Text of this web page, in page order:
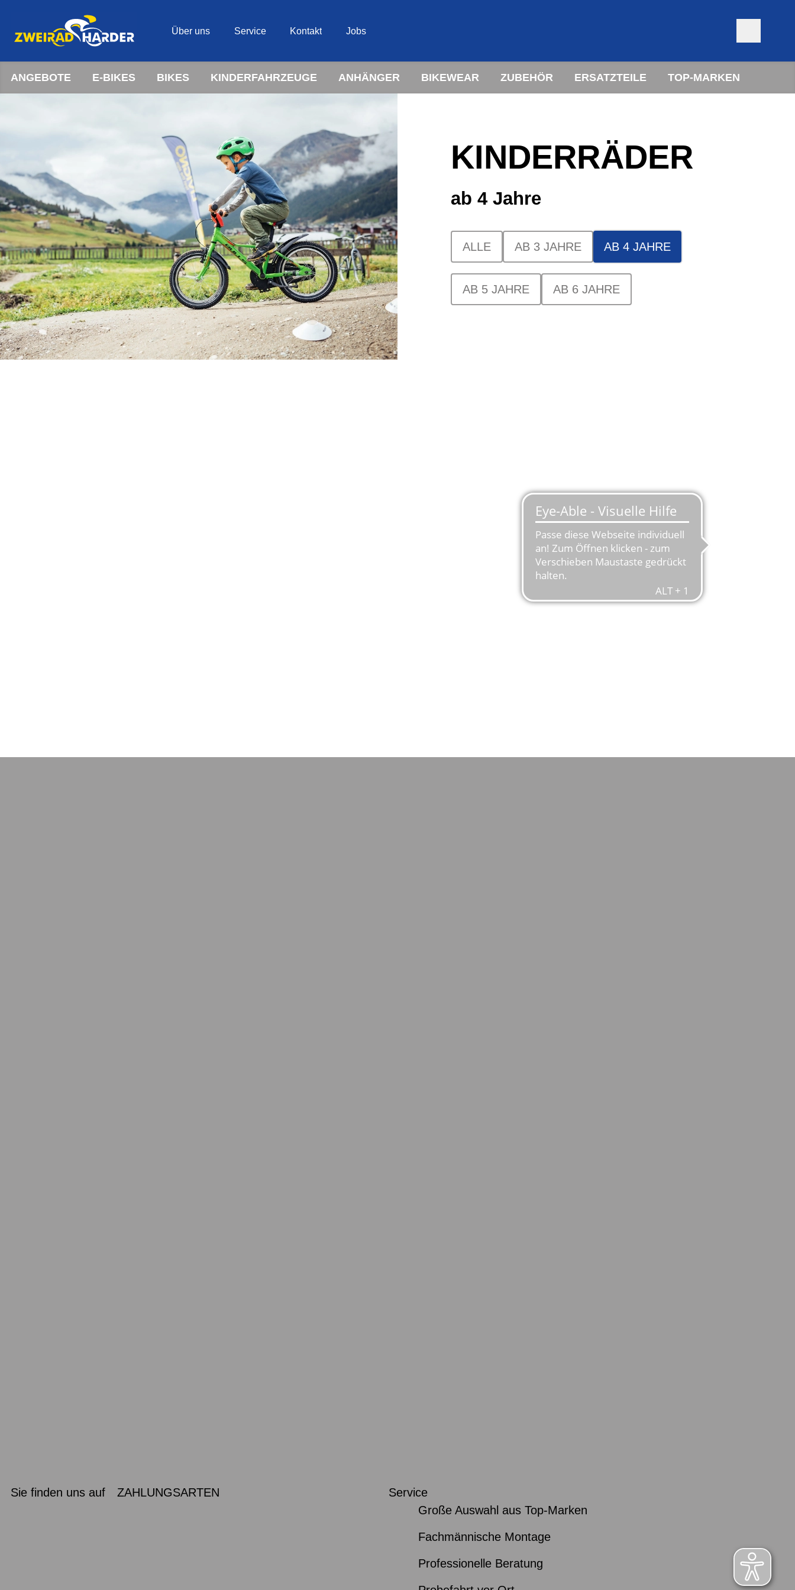
Über uns Service Kontakt Jobs
ANGEBOTE E-BIKES BIKES KINDERFAHRZEUGE ANHÄNGER BIKEWEAR ZUBEHÖR ERSATZTEILE TOP-MARKEN
KINDERRÄDER
ab 4 Jahre
ALLE AB 3 JAHRE AB 4 JAHRE
AB 5 JAHRE AB 6 JAHRE
Sie finden uns auf ZAHLUNGSARTEN
Service
Große Auswahl aus Top-Marken
Fachmännische Montage
Professionelle Beratung